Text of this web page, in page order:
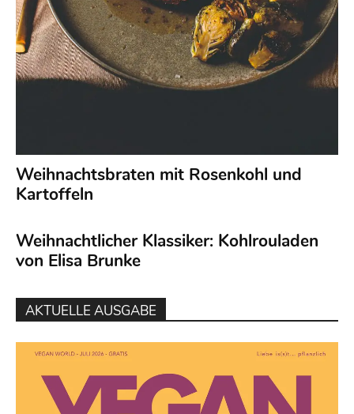
Weihnachtsbraten mit Rosenkohl und
Kartoffeln
Weihnachtlicher Klassiker: Kohlrouladen
von Elisa Brunke
AKTUELLE AUSGABE